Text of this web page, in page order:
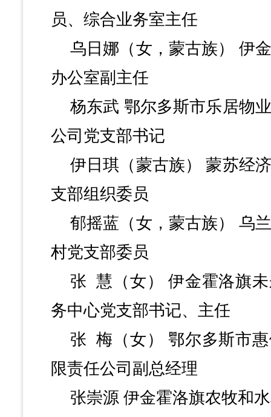
员、综合业务室主任
乌日娜（女，蒙古族）
伊
办公室副主任
杨东武 鄂尔多斯市乐居物
公司党支部书记
伊日琪（蒙古族）
蒙苏经
支部组织委员
郁摇蓝（女，蒙古族）
乌
村党支部委员
张 慧（女）
伊金霍洛旗
务中心党支部书记、主任
张 梅（女）
鄂尔多斯市
限责任公司副总经理
张崇源 伊金霍洛旗农牧和